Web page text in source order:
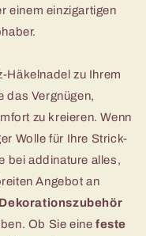
einem einzigartigen
Häkelnadel zu Ihrem
das Vergnügen,
zu kreieren. Wenn
Wolle für Ihre Strick-
bei addinature alles,
Angebot an
Dekorationszubehör
Ob Sie einefeste